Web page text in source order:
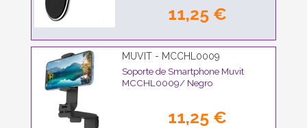
11,25 €
MUVIT - MCCHL0009
Soporte de Smartphone Muvit
MCCHL0009/ Negro
11,25 €